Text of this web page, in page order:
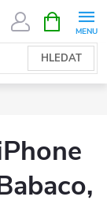
HLEDAT
NÁKUPNÍ
KOŠÍK